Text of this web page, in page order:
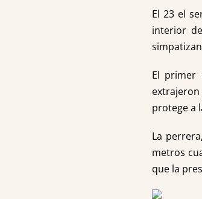
El 23 el
interior
El primer
protege a
La
metros
que la